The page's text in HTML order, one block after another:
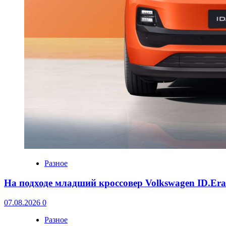
Разное
На подходе младший кроссовер Volkswagen
07.08.2026 0
Разное